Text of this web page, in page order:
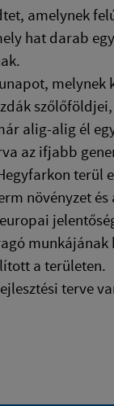
amelynek
hat darab
alig-alig él
az ifjabb
terül
növényzet
a területen.
terve